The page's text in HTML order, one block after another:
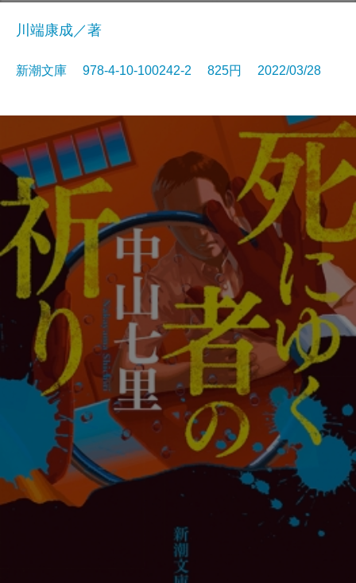
川端康成／著
新潮文庫 978-4-10-100242-2 825円 2022/03/28